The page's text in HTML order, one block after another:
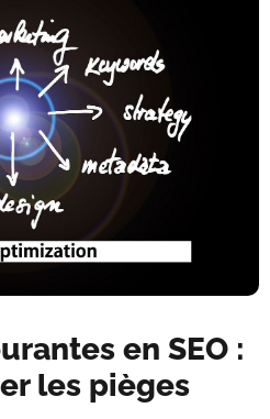
en SEO :
les pièges